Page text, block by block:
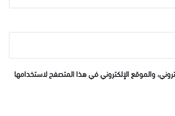
والموقع الإلكتروني في هذا المتصفح لاستخدامها